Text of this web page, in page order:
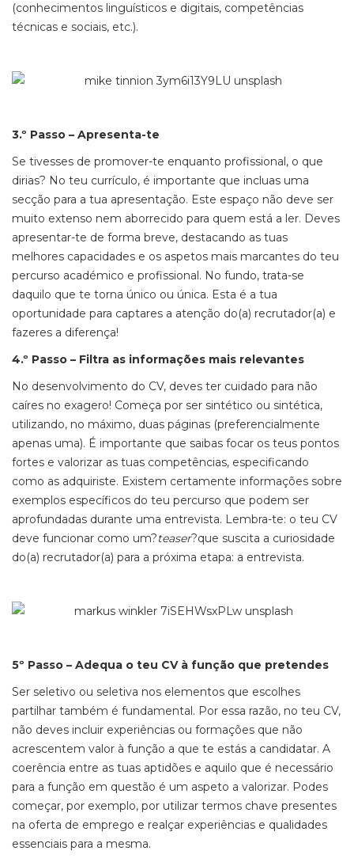
(conhecimentos linguísticos e digitais, competências
técnicas e sociais, etc.).
3.º Passo – Apresenta-te
Se tivesses de promover-te enquanto profissional, o que
dirias? No teu currículo, é importante que incluas uma
secção para a tua apresentação. Este espaço não deve ser
muito extenso nem aborrecido para quem está a ler. Deves
apresentar-te de forma breve, destacando as tuas
melhores capacidades e os aspetos mais marcantes do teu
percurso académico e profissional. No fundo, trata-se
daquilo que te torna único ou única. Esta é a tua
oportunidade para captares a atenção do(a) recrutador(a) e
fazeres a diferença!
4.º Passo – Filtra as informações mais relevantes
No desenvolvimento do CV, deves ter cuidado para não
caíres no exagero! Começa por ser sintético ou sintética,
utilizando, no máximo, duas páginas (preferencialmente
apenas uma). É importante que saibas focar os teus pontos
fortes e valorizar as tuas competências, especificando
como as adquiriste. Existem certamente informações sobre
exemplos específicos do teu percurso que podem ser
aprofundadas durante uma entrevista. Lembra-te: o teu CV
deve funcionar como um?teaser?que suscita a curiosidade
do(a) recrutador(a) para a próxima etapa: a entrevista.
5º Passo – Adequa o teu CV à função que pretendes
Ser seletivo ou seletiva nos elementos que escolhes
partilhar também é fundamental. Por essa razão, no teu CV,
não deves incluir experiências ou formações que não
acrescentem valor à função a que te estás a candidatar. A
coerência entre as tuas aptidões e aquilo que é necessário
para a função em questão é um aspeto a valorizar. Podes
começar, por exemplo, por utilizar termos chave presentes
na oferta de emprego e realçar experiências e qualidades
essenciais para a mesma.